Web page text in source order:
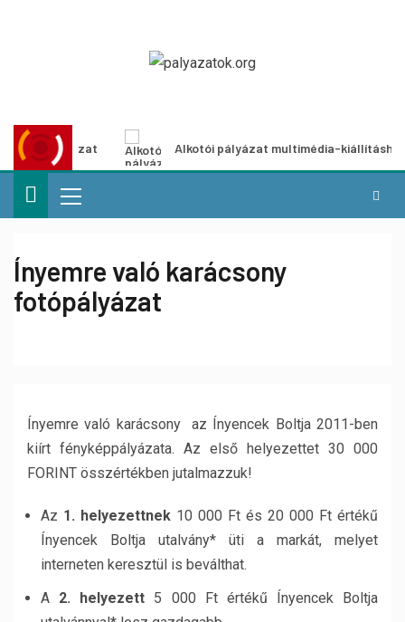
Alkotói pályázat multimédia-kiállításhoz
Ínyemre való karácsony
fotópályázat
Ínyemre való karácsony az Ínyencek Boltja 2011-ben
kiírt fényképpályázata. Az első helyezettet 30 000
FORINT összértékben jutalmazzuk!
Az 1. helyezettnek 10 000 Ft és 20 000 Ft értékű
Ínyencek Boltja utalvány* üti a markát, melyet
interneten keresztül is beválthat.
A 2. helyezett 5 000 Ft értékű Ínyencek Boltja